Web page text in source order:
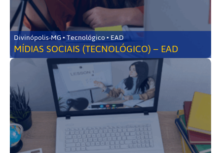
Divinópolis-MG • Tecnológico • EAD
MÍDIAS SOCIAIS (TECNOLÓGICO) – EAD